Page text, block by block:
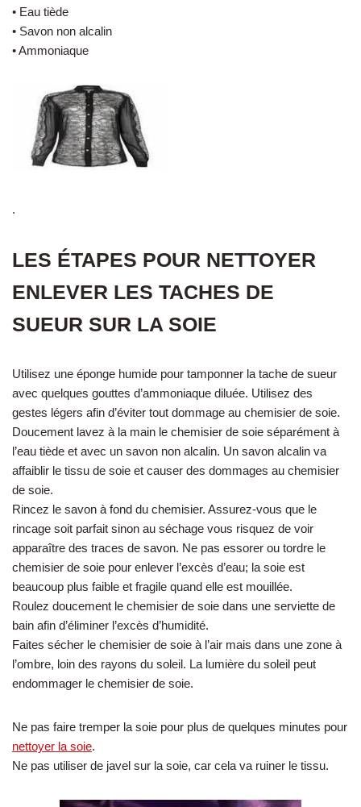
• Eau tiède
• Savon non alcalin
• Ammoniaque
.
LES ÉTAPES POUR NETTOYER
ENLEVER LES TACHES DE
SUEUR SUR LA SOIE
Utilisez une éponge humide pour tamponner la tache de sueur
avec quelques gouttes d’ammoniaque diluée. Utilisez des
gestes légers afin d’éviter tout dommage au chemisier de soie.
Doucement lavez à la main le chemisier de soie séparément à
l’eau tiède et avec un savon non alcalin. Un savon alcalin va
affaiblir le tissu de soie et causer des dommages au chemisier
de soie.
Rincez le savon à fond du chemisier. Assurez-vous que le
rincage soit parfait sinon au séchage vous risquez de voir
apparaître des traces de savon. Ne pas essorer ou tordre le
chemisier de soie pour enlever l’excès d’eau; la soie est
beaucoup plus faible et fragile quand elle est mouillée.
Roulez doucement le chemisier de soie dans une serviette de
bain afin d’éliminer l’excès d’humidité.
Faites sécher le chemisier de soie à l’air mais dans une zone à
l’ombre, loin des rayons du soleil. La lumière du soleil peut
endommager le chemisier de soie.
Ne pas faire tremper la soie pour plus de quelques minutes pour
nettoyer la soie.
Ne pas utiliser de javel sur la soie, car cela va ruiner le tissu.